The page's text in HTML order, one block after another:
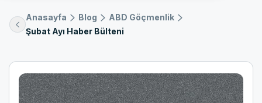
Anasayfa Blog
ABD Göçmenlik
Şubat Ayı Haber Bülteni